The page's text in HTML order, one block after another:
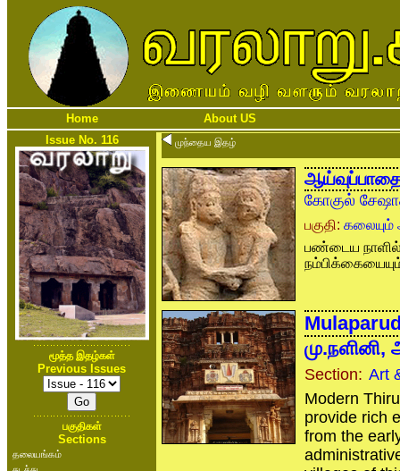
Home
About US
Issue No. 116
மூத்த இதழ்கள்
Previous Issues
பகுதிகள்
Sections
தலையங்கம்
முந்தைய இதழ்
கோகுல்
பகுதி: கலையும்
பண்டைய நாளில்
மு.நளினி,
Section: Art
Modern
provide rich
from the